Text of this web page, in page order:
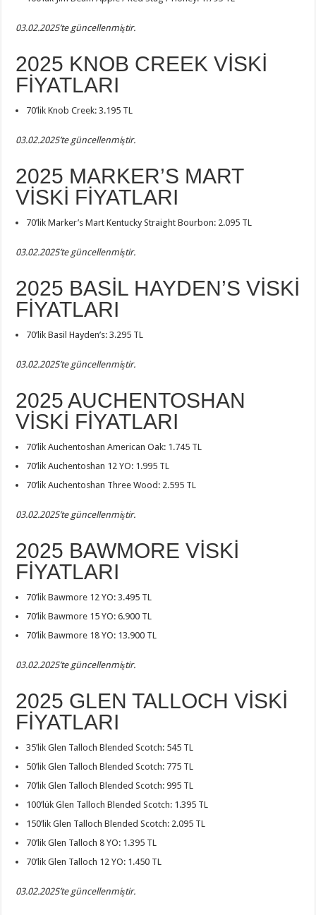
03.02.2025’te güncellenmiştir.
2025 KNOB CREEK VİSKİ
FİYATLARI
70’lik Knob Creek: 3.195 TL
03.02.2025’te güncellenmiştir.
2025 MARKER’S MART
VİSKİ FİYATLARI
70’lik Marker’s Mart Kentucky Straight Bourbon: 2.095 TL
03.02.2025’te güncellenmiştir.
2025 BASİL HAYDEN’S VİSKİ
FİYATLARI
70’lik Basil Hayden’s: 3.295 TL
03.02.2025’te güncellenmiştir.
2025 AUCHENTOSHAN
VİSKİ FİYATLARI
70’lik Auchentoshan American Oak: 1.745 TL
70’lik Auchentoshan 12 YO: 1.995 TL
70’lik Auchentoshan Three Wood: 2.595 TL
03.02.2025’te güncellenmiştir.
2025 BAWMORE VİSKİ
FİYATLARI
70’lik Bawmore 12 YO: 3.495 TL
70’lik Bawmore 15 YO: 6.900 TL
70’lik Bawmore 18 YO: 13.900 TL
03.02.2025’te güncellenmiştir.
2025 GLEN TALLOCH VİSKİ
FİYATLARI
35’lik Glen Talloch Blended Scotch: 545 TL
50’lik Glen Talloch Blended Scotch: 775 TL
70’lik Glen Talloch Blended Scotch: 995 TL
100’lük Glen Talloch Blended Scotch: 1.395 TL
150’lik Glen Talloch Blended Scotch: 2.095 TL
70’lik Glen Talloch 8 YO: 1.395 TL
70’lik Glen Talloch 12 YO: 1.450 TL
03.02.2025’te güncellenmiştir.